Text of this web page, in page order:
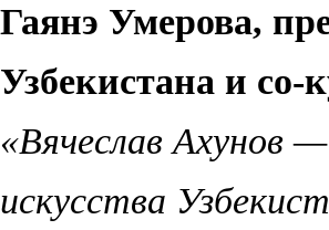
Гаянэ Умерова,
Узбекистана и со-
«Вячеслав Ахунов
искусства